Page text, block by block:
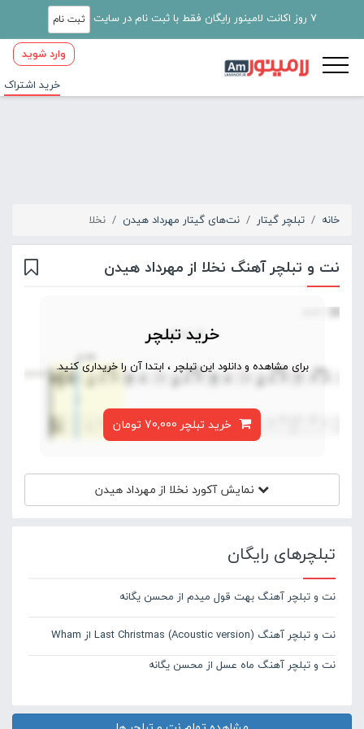
7 روز اکانت لامینور رایگان فقط با ثبت نام در سایت ثبت نام
وارد شوید
خرید اشتراک
خانه تبلچر گیتار نت‌های گیتار مهرداد هیدن نخلا
نت و تبلچر آهنگ نخلا از مهرداد هیدن
خرید تبلچر
برای مشاهده و دانلود این تبلچر ، ابتدا آن را خریداری کنید.
نخلا از مهرداد هیدن
تبلچرهای رایگان
نت و تبلچر آهنگ بهت قول میدم از محسن یگانه
نت و تبلچر آهنگ Last Christmas (Acoustic version) از Wham
نت و تبلچر آهنگ ماه عسل از محسن یگانه